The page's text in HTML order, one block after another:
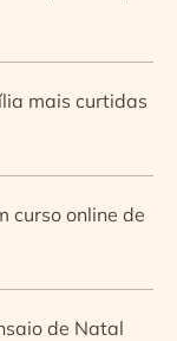
mais curtidas
curso online de
de Natal